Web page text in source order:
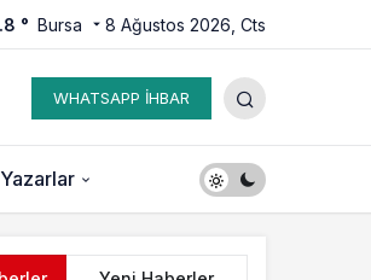
° Bursa 8 Ağustos 2026, Cts
WHATSAPP İHBAR
Yazarlar